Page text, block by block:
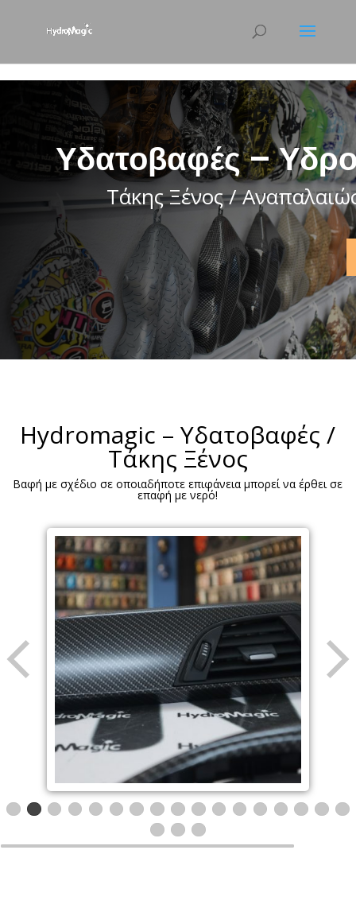
Υδατοβαφές –
Τάκης Ξένος /
Hydromagic – Υδατοβαφές /
Τάκης Ξένος
Βαφή με σχέδιο σε οποιαδήποτε επιφάνεια μπορεί να έρθει σε
επαφή με νερό!